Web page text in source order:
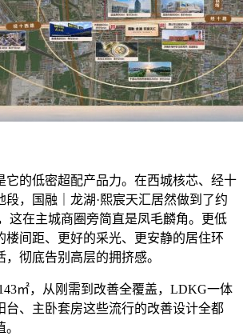
它的低密超配产品力。在西城核芯、经十
段，国融｜龙湖·熙宸天汇居然做到了约
这在主城商圈旁简直是凤毛麟角。更低
楼间距、更好的采光、更安静的居住环
彻底告别高层的拥挤感。
㎡，从刚需到改善全覆盖，LDKG一体
台、主卧套房这些流行的改善设计全都